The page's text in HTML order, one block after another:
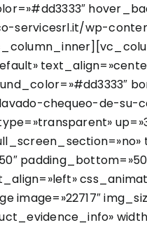
servicesrl.it/wp-
chequeo-de-su-
image=»22717″